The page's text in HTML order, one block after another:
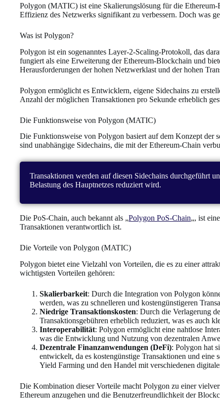
Polygon (MATIC) ist eine Skalierungslösung für die
Effizienz des Netzwerks signifikant zu verbessern. Doch was
Was ist Polygon?
Polygon ist ein sogenanntes Layer-2-Scaling-Protokoll, das
fungiert als eine Erweiterung der Ethereum-Blockchain und
Herausforderungen der hohen Netzwerklast und der hohen
Polygon ermöglicht es Entwicklern, eigene Sidechains zu
Anzahl der möglichen Transaktionen pro Sekunde erheblich
Die Funktionsweise von Polygon (MATIC)
Die Funktionsweise von Polygon basiert auf dem Konzept der
sind unabhängige Sidechains, die mit der Ethereum-Chain
Transaktionen werden auf diesen Sidechains durchgeführt
Belastung des Hauptnetzes reduziert wird.
Die PoS-Chain, auch bekannt als „Polygon PoS-Chain„, ist
Transaktionen verantwortlich ist.
Die Vorteile von Polygon (MATIC)
Polygon bietet eine Vielzahl von Vorteilen, die es zu einer
wichtigsten Vorteilen gehören:
Skalierbarkeit: Durch die Integration von Polygon
werden, was zu schnelleren und kostengünstigeren
Niedrige Transaktionskosten: Durch die Verlagerung
Transaktionsgebühren erheblich reduziert, was es auch
Interoperabilität: Polygon ermöglicht eine nahtlose
was die Entwicklung und Nutzung von dezentralen
Dezentrale Finanzanwendungen (DeFi): Polygon hat
entwickelt, da es kostengünstige Transaktionen und
Yield Farming und den Handel mit verschiedenen
Die Kombination dieser Vorteile macht Polygon zu einer
Ethereum anzugehen und die Benutzerfreundlichkeit der